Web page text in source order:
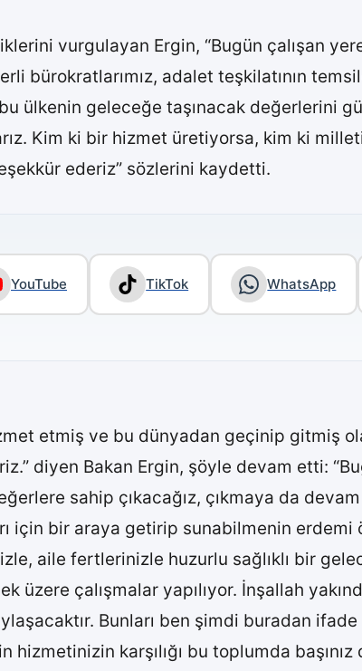
vurgulayan Ergin, “Bugün çalışan
bürokratlarımız, adalet teşkilatının
ülkenin geleceğe taşınacak değerlerini
Kim ki bir hizmet üretiyorsa, kim ki
ederiz” sözlerini kaydetti.
YouTube TikTok WhatsApp
etmiş ve bu dünyadan geçinip gitmiş
diyen Bakan Ergin, şöyle devam etti:
sahip çıkacağız, çıkmaya da
için bir araya getirip sunabilmenin erdemi
aile fertlerinizle huzurlu sağlıklı bir
çalışmalar yapılıyor. İnşallah
Bunları ben şimdi buradan
karşılığı bu toplumda başınız